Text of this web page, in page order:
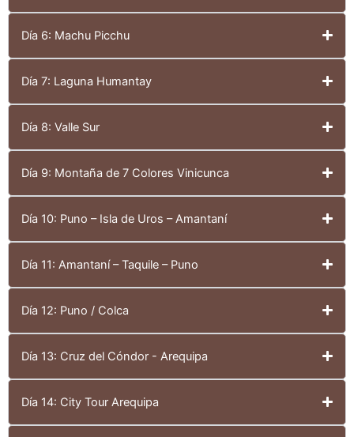
Día 6: Machu Picchu
Día 7: Laguna Humantay
Día 8: Valle Sur
Día 9: Montaña de 7 Colores Vinicunca
Día 10: Puno – Isla de Uros – Amantaní
Día 11: Amantaní – Taquile – Puno
Día 12: Puno / Colca
Día 13: Cruz del Cóndor - Arequipa
Día 14: City Tour Arequipa